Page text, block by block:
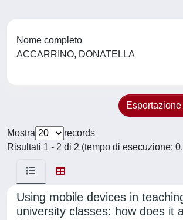
Nome completo
ACCARRINO, DONATELLA
Esportazione
Mostra
records
Risultati 1 - 2 di 2 (tempo di esecuzione:
Using mobile devices in
university classes: how does it